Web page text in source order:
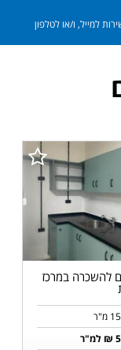
למייל, ו/או לטלפון
להשכרה במרכז
מ"ר